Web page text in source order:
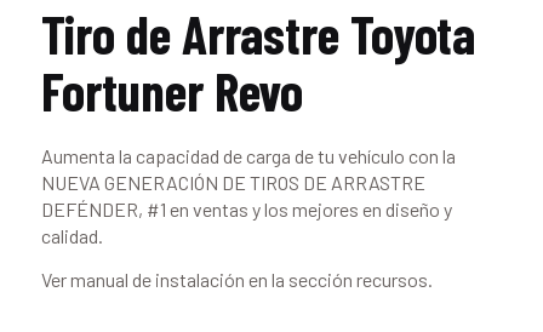
Tiro de Arrastre Toyota
Fortuner Revo
Aumenta la capacidad de carga de tu vehículo con la
NUEVA GENERACIÓN DE TIROS DE ARRASTRE
DEFÉNDER, #1 en ventas y los mejores en diseño y
calidad.
Ver manual de instalación en la sección recursos.